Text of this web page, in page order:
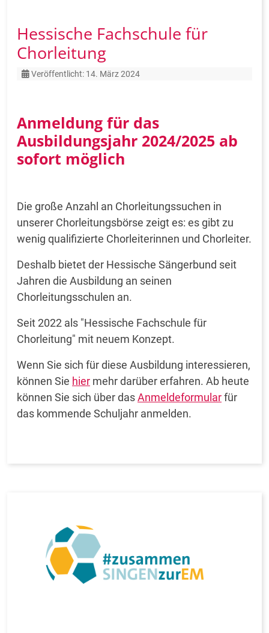
Hessische Fachschule für
Chorleitung
Details
Veröffentlicht: 14. März 2024
Anmeldung für das
Ausbildungsjahr 2024/2025 ab
sofort möglich
Die große Anzahl an Chorleitungssuchen in
unserer Chorleitungsbörse zeigt es: es gibt zu
wenig qualifizierte Chorleiterinnen und Chorleiter.
Deshalb bietet der Hessische Sängerbund seit
Jahren die Ausbildung an seinen
Chorleitungsschulen an.
Seit 2022 als "Hessische Fachschule für
Chorleitung" mit neuem Konzept.
Wenn Sie sich für diese Ausbildung interessieren,
können Sie hier mehr darüber erfahren. Ab heute
können Sie sich über dasAnmeldeformularfür
das kommende Schuljahr anmelden.